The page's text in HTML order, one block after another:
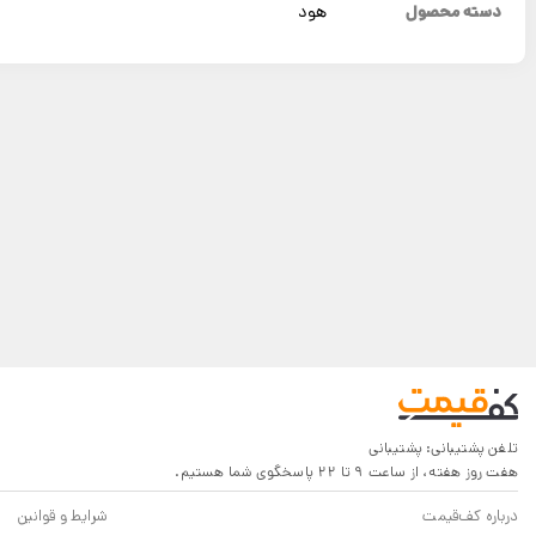
دسته محصول هود
تلفن پشتیبانی: پشتیبانی
هفت روز هفته، از ساعت 9 تا 22 پاسخگوی شما هستیم.
درباره کف‌قیمت شرایط و قوانین